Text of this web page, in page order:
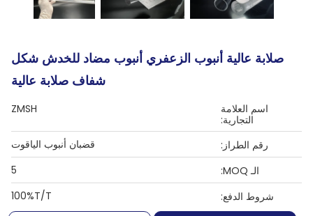
صلابة عالية أنبوب الزعفري أنبوب مضاد للخدش شكل
شفاف صلابة عالية
اسم العلامة
التجارية:
ZMSH
رقم الطراز:
قضبان أنبوب الياقوت
الـ MOQ:
5
شروط الدفع:
100%T/T